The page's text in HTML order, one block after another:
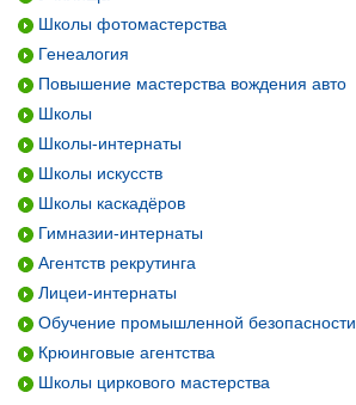
Школы фотомастерства
Генеалогия
Повышение мастерства вождения авто
Школы
Школы-интернаты
Школы искусств
Школы каскадёров
Гимназии-интернаты
Агентств рекрутинга
Лицеи-интернаты
Обучение промышленной безопасности
Крюинговые агентства
Школы циркового мастерства